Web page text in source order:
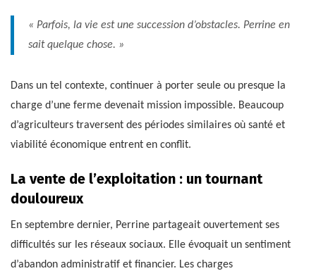
« Parfois, la vie est une succession d’obstacles. Perrine en
sait quelque chose. »
Dans un tel contexte, continuer à porter seule ou presque la
charge d’une ferme devenait mission impossible. Beaucoup
d’agriculteurs traversent des périodes similaires où santé et
viabilité économique entrent en conflit.
La vente de l’exploitation : un tournant
douloureux
En septembre dernier, Perrine partageait ouvertement ses
difficultés sur les réseaux sociaux. Elle évoquait un sentiment
d’abandon administratif et financier. Les charges